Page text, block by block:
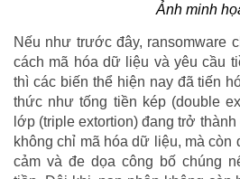
Ảnh minh
Nếu như trước đây, ransomware
cách mã hóa dữ liệu và yêu cầu
thì các biến thể hiện nay đã tiến
thức như tống tiền kép (double
lớp (triple extortion) đang trở
không chỉ mã hóa dữ liệu, mà còn
cảm và đe dọa công bố chúng